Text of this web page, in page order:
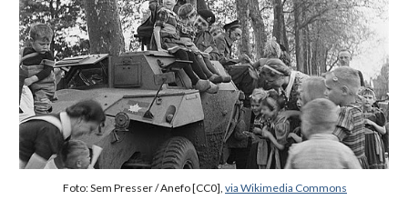
Foto: Sem Presser / Anefo [CC0], via Wikimedia Commons